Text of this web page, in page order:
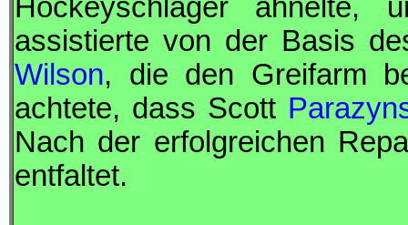
Hockeyschläger
assistierte von der Basis
Wilson, die den Greifarm
achtete, dass Scott
Nach der erfolgreichen
entfaltet.